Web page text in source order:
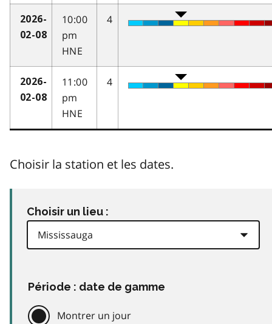
2026-
02-08
10:00
pm
HNE
4
2026-
02-08
11:00
pm
HNE
4
Choisir la station et les dates.
Choisir un lieu :
Période : date de gamme
Montrer un jour